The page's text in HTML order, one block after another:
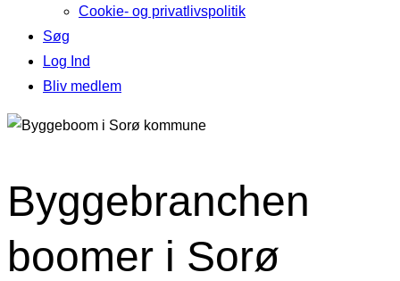
Cookie- og privatlivspolitik
Søg
Log Ind
Bliv medlem
Byggebranchen
boomer i Sorø